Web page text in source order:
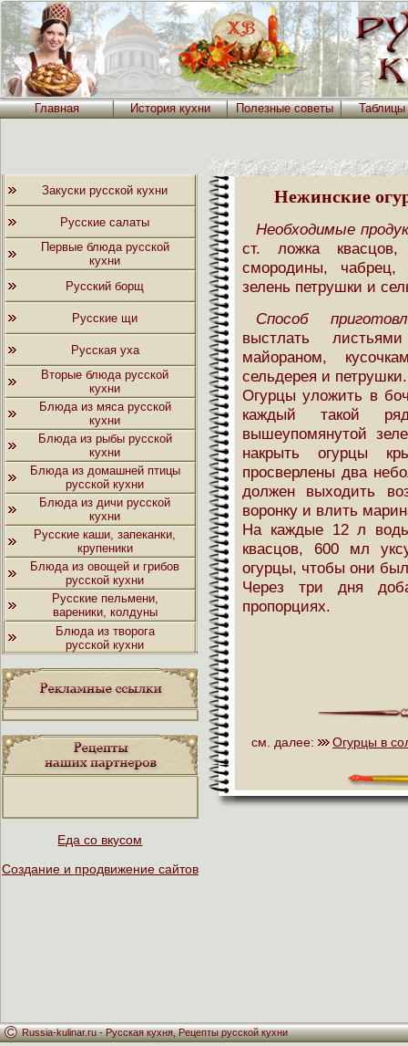
Главная История кухни Полезные советы
Закуски русской кухни
Русские салаты
Первые блюда русской
кухни
Русский борщ
Русские щи
Русская уха
Вторые блюда русской
кухни
Блюда из мяса русской
кухни
Блюда из рыбы русской
кухни
Блюда из домашней птицы
русской кухни
Блюда из дичи русской
кухни
Русские каши, запеканки,
крупеники
Блюда из овощей и грибов
русской кухни
Русские пельмени,
вареники, колдуны
Блюда из творога
русской кухни
Еда со вкусом
Создание и продвижение сайтов
Нежинские
Необходимые
ст. ложка
смородины, чабрец,
зелень петрушки и
Способ
выстлать
майораном,
сельдерея и петрушки.
Огурцы уложить в
каждый такой
вышеупомянутой
накрыть огурцы
просверлены два
должен выходить
воронку и влить
На каждые 12 л
квасцов, 600 мл
огурцы, чтобы они
Через три дня
пропорциях.
см. далее: Огурцы в
Russia-kulinar.ru -Русская кухня,Рецепты русской кухни